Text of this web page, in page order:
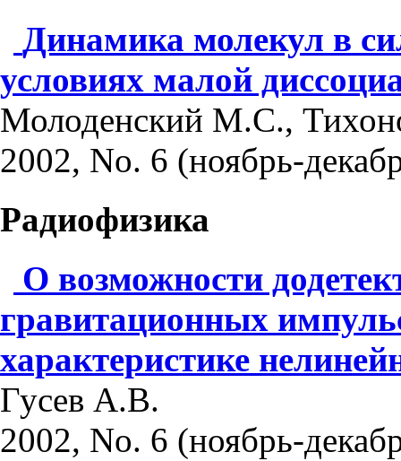
Динамика молекул в
условиях малой
Молоденский М.С.,
2002, No. 6 (ноябрь-
Радиофизика
О возможности
гравитационных
характеристике
Гусев А.В.
2002, No. 6 (ноябрь-